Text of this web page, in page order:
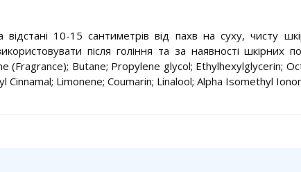
10-15 сантиметрів від пахв на суху, чисту
після гоління та за наявності шкірних
(Fragrance); Butane; Propylene glycol; Ethylhexylglycerin;
Limonene; Coumarin; Linalool; Alpha Isomethyl